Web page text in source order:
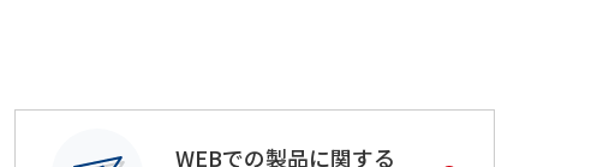
WEBでの製品に関する